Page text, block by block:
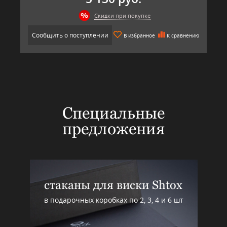
Скидки при покупке
Сообщить о поступлении В избранное К сравнению
Специальные
предложения
стаканы для виски Shtox
в подарочных коробках по 2, 3, 4 и 6 шт